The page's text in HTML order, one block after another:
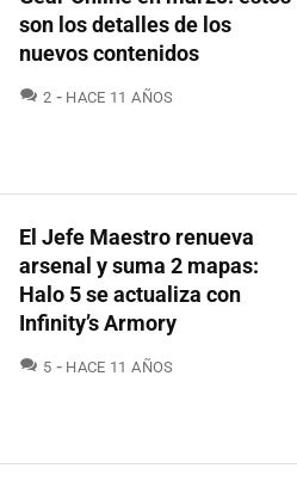
son los detalles de los
nuevos contenidos
2 COMENTARIOS
HACE 11 AÑOS
El Jefe Maestro renueva
arsenal y suma 2 mapas:
Halo 5 se actualiza con
Infinity’s Armory
5 COMENTARIOS
HACE 11 AÑOS